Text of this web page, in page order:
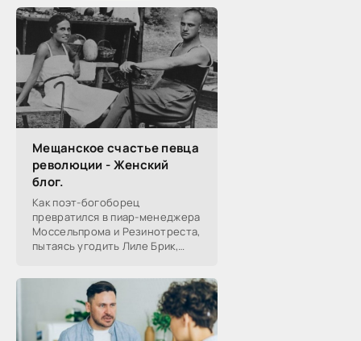
Мещанское счастье певца
революции - Женский
блог.
Как поэт-богоборец
превратился в пиар-менеджера
Моссельпрома и Резинотреста,
пытаясь угодить Лиле Брик,
смерти в 1917-м, почему он стал
советским буржуа, а не вторым